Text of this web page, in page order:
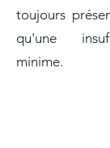
toujours
qu'une
minime.